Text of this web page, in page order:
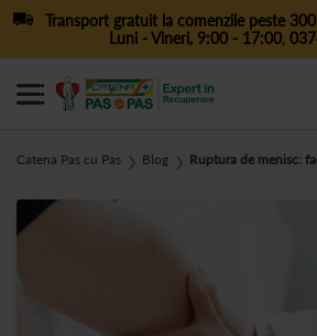
Transport gratuit la comenzile peste
Luni - Vineri, 9:00 - 17:00,
Catena Pas cu Pas ❯ Blog ❯ Ruptura de menisc: